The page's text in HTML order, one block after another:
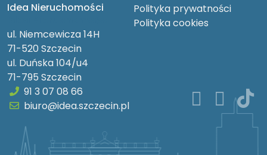
Idea Nieruchomości
ul. Niemcewicza 14H
71-520 Szczecin
ul. Duńska 104/u4
71-795 Szczecin
Polityka prywatności
Polityka cookies
91 3 07 08 66
biuro@idea.szczecin.pl